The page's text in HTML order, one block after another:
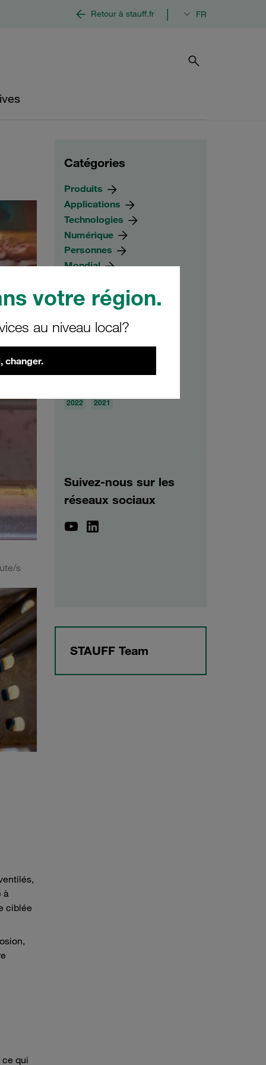
votre région.
au niveau local?
changer.
Retour à stauff.fr FR
s
à
ciblée
qui
Catégories
Produits
Applications
Technologies
Numérique
Personnes
Mondial
2022
2021
Suivez-nous sur les
réseaux sociaux
STAUFF Team